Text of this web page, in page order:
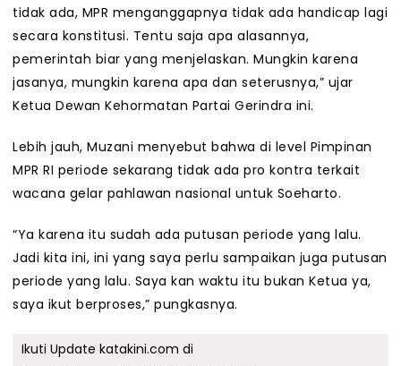
tidak ada, MPR menganggapnya tidak ada handicap lagi
secara konstitusi. Tentu saja apa alasannya,
pemerintah biar yang menjelaskan. Mungkin karena
jasanya, mungkin karena apa dan seterusnya,” ujar
Ketua Dewan Kehormatan Partai Gerindra ini.
Lebih jauh, Muzani menyebut bahwa di level Pimpinan
MPR RI periode sekarang tidak ada pro kontra terkait
wacana gelar pahlawan nasional untuk Soeharto.
“Ya karena itu sudah ada putusan periode yang lalu.
Jadi kita ini, ini yang saya perlu sampaikan juga putusan
periode yang lalu. Saya kan waktu itu bukan Ketua ya,
saya ikut berproses,” pungkasnya.
Ikuti Update katakini.com di